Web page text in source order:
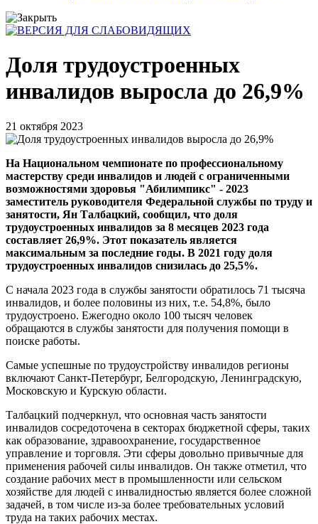
Доля трудоустроенных
инвалидов выросла до 26,9%
21 октября 2023
На Национальном чемпионате по профессиональному
мастерству среди инвалидов и людей с ограниченными
возможностями здоровья "Абилимпикс" - 2023
заместитель руководителя Федеральной службы по труду и
занятости, Ян Талбацкий, сообщил, что доля
трудоустроенных инвалидов за 8 месяцев 2023 года
составляет 26,9%. Этот показатель является
максимальным за последние годы. В 2021 году доля
трудоустроенных инвалидов снизилась до 25,5%.
С начала 2023 года в службы занятости обратилось 71 тысяча
инвалидов, и более половины из них, т.е. 54,8%, было
трудоустроено. Ежегодно около 100 тысяч человек
обращаются в службы занятости для получения помощи в
поиске работы.
Самые успешные по трудоустройству инвалидов регионы
включают Санкт-Петербург, Белгородскую, Ленинградскую,
Московскую и Курскую области.
Талбацкий подчеркнул, что основная часть занятости
инвалидов сосредоточена в секторах бюджетной сферы, таких
как образование, здравоохранение, государственное
управление и торговля. Эти сферы довольно привычные для
применения рабочей силы инвалидов. Он также отметил, что
создание рабочих мест в промышленности или сельском
хозяйстве для людей с инвалидностью является более сложной
задачей, в том числе из-за более требовательных условий
труда на таких рабочих местах.